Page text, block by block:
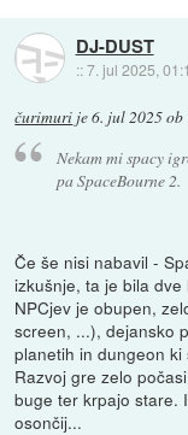
DJ-DUST
::7. jul 2025,
čurimuri je6. jul 2025
Nekam mi spacy
pa SpaceBourne 2.
Če še nisi nabavil -
izkušnje, ta je bila
NPCjev je obupen,
screen, ...), dejansko
planetih in dungeon
Razvoj gre zelo
buge ter krpajo stare.
osončij...